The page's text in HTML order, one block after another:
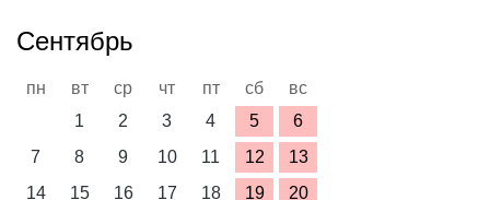
Сентябрь
пн вт ср чт пт сб
вс
1
2 3 4 5
6
7
8 9 10 11 12
13
14
15 16 17 18 19
20